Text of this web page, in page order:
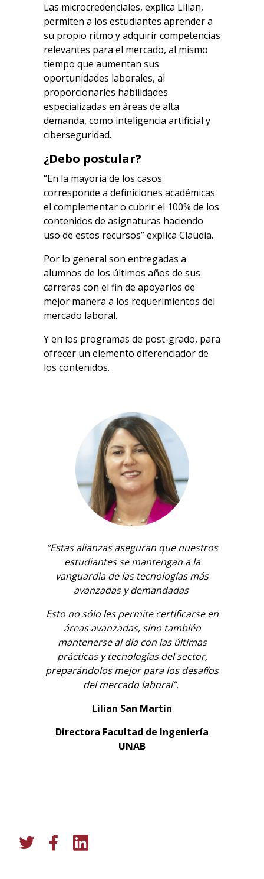
Las microcredenciales, explica Lilian,
permiten a los estudiantes aprender a
su propio ritmo y adquirir competencias
relevantes para el mercado, al mismo
tiempo que aumentan sus
oportunidades laborales, al
proporcionarles habilidades
especializadas en áreas de alta
demanda, como inteligencia artificial y
ciberseguridad.
¿Debo postular?
“En la mayoría de los casos
corresponde a definiciones académicas
el complementar o cubrir el 100% de los
contenidos de asignaturas haciendo
uso de estos recursos” explica Claudia.
Por lo general son entregadas a
alumnos de los últimos años de sus
carreras con el fin de apoyarlos de
mejor manera a los requerimientos del
mercado laboral.
Y en los programas de post-grado, para
ofrecer un elemento diferenciador de
los contenidos.
“Estas alianzas aseguran que nuestros
estudiantes se mantengan a la
vanguardia de las tecnologías más
avanzadas y demandadas
Esto no sólo les permite certificarse en
áreas avanzadas, sino también
mantenerse al día con las últimas
prácticas y tecnologías del sector,
preparándolos mejor para los desafíos
del mercado laboral”.
Lilian San Martín
Directora Facultad de Ingeniería
UNAB